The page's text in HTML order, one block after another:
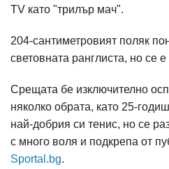
TV като "трилър мач".
204-сантиметровият поляк
световната ранглиста, но се
Срещата бе изключително
няколко обрата, като 25-
най-добрия си тенис, но се
с много воля и подкрепа от
Sportal.bg.